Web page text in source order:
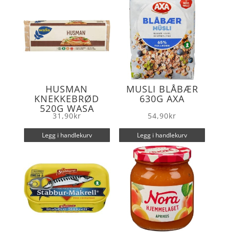
HUSMAN
KNEKKEBRØD
520G WASA
31,90kr
Legg i handlekurv
MUSLI BLÅBÆR
630G AXA
54,90kr
Legg i handlekurv